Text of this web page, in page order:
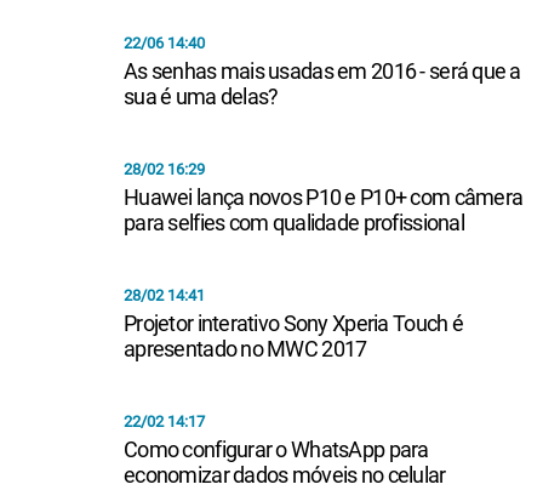
22/06 14:40
As senhas mais usadas em 2016 - será que a
sua é uma delas?
28/02 16:29
Huawei lança novos P10 e P10+ com câmera
para selfies com qualidade profissional
28/02 14:41
Projetor interativo Sony Xperia Touch é
apresentado no MWC 2017
22/02 14:17
Como configurar o WhatsApp para
economizar dados móveis no celular